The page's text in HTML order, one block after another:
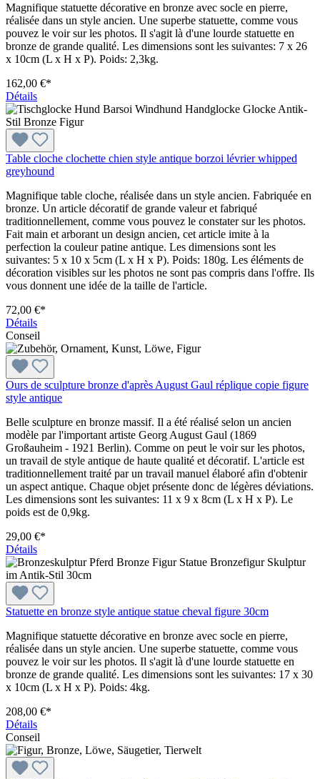
Magnifique statuette décorative en bronze avec socle en pierre,
réalisée dans un style ancien. Une superbe statuette, comme vous
pouvez le voir sur les photos. Il s'agit là d'une lourde statuette en
bronze de grande qualité. Les dimensions sont les suivantes: 7 x 26
x 10cm (L x H x P). Poids: 2,3kg.
162,00 €*
Détails
Table cloche clochette chien style antique borzoi lévrier whipped
greyhound
Magnifique table cloche, réalisée dans un style ancien. Fabriquée en
bronze. Un article décoratif de grande valeur et fabriqué
traditionnellement, comme vous pouvez le constater sur les photos.
Fait main et arborant un design ancien, cet article imite à la
perfection la couleur patine antique. Les dimensions sont les
suivantes: 5 x 10 x 5cm (L x H x P). Poids: 180g. Les éléments de
décoration visibles sur les photos ne sont pas compris dans l'offre. Ils
vous donnent une idée de la taille de l'article.
72,00 €*
Détails
Conseil
Ours de sculpture bronze d'après August Gaul réplique copie figure
style antique
Belle sculpture en bronze massif. Il a été réalisé selon un ancien
modèle par l'important artiste Georg August Gaul (1869
Großauheim - 1921 Berlin). Comme on peut le voir sur les photos,
un travail de style antique de haute qualité et décoratif. L'article est
traditionnellement traité par un travail manuel élaboré afin d'obtenir
un aspect antique. Chaque objet présente donc de légères déviations.
Les dimensions sont les suivantes: 11 x 9 x 8cm (L x H x P). Le
poids est de 0,9kg.
29,00 €*
Détails
Statuette en bronze style antique statue cheval figure 30cm
Magnifique statuette décorative en bronze avec socle en pierre,
réalisée dans un style ancien. Une superbe statuette, comme vous
pouvez le voir sur les photos. Il s'agit là d'une lourde statuette en
bronze de grande qualité. Les dimensions sont les suivantes: 17 x 30
x 10cm (L x H x P). Poids: 4kg.
208,00 €*
Détails
Conseil